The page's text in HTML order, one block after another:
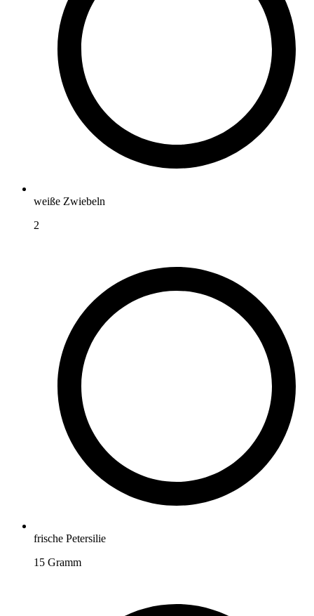
weiße Zwiebeln
2
frische Petersilie
15 Gramm